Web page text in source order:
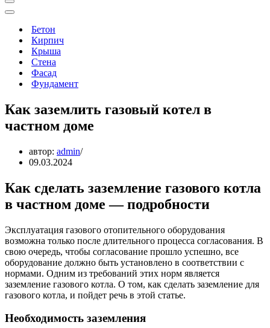
Меню
навигации
Меню
навигацииБетон
Кирпич
Крыша
Стена
Фасад
Фундамент
Как заземлить газовый котел в
частном доме
автор: admin
09.03.2024
Как сделать заземление газового котла
в частном доме — подробности
Эксплуатация газового отопительного оборудования
возможна только после длительного процесса согласования. В
свою очередь, чтобы согласование прошло успешно, все
оборудование должно быть установлено в соответствии с
нормами. Одним из требований этих норм является
заземление газового котла. О том, как сделать заземление для
газового котла, и пойдет речь в этой статье.
Необходимость заземления